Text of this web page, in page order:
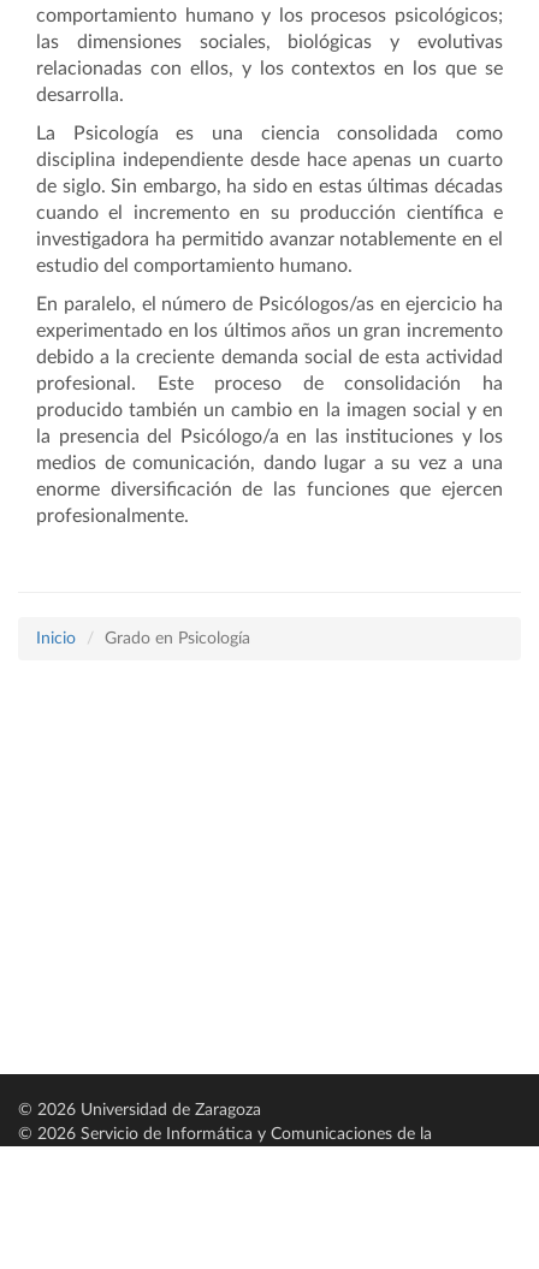
comportamiento humano y los procesos psicológicos;
las dimensiones sociales, biológicas y evolutivas
relacionadas con ellos, y los contextos en los que se
desarrolla.
La Psicología es una ciencia consolidada como
disciplina independiente desde hace apenas un cuarto
de siglo. Sin embargo, ha sido en estas últimas décadas
cuando el incremento en su producción científica e
investigadora ha permitido avanzar notablemente en el
estudio del comportamiento humano.
En paralelo, el número de Psicólogos/as en ejercicio ha
experimentado en los últimos años un gran incremento
debido a la creciente demanda social de esta actividad
profesional. Este proceso de consolidación ha
producido también un cambio en la imagen social y en
la presencia del Psicólogo/a en las instituciones y los
medios de comunicación, dando lugar a su vez a una
enorme diversificación de las funciones que ejercen
profesionalmente.
Inicio Grado en Psicología
© 2026 Universidad de Zaragoza
© 2026 Servicio de Informática y Comunicaciones de la